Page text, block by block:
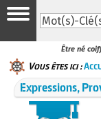
Être né
Vous êtes ici :
Expressions,